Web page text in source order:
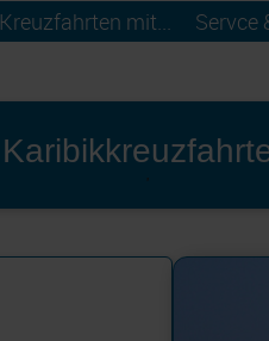
Kreuzfahrten mit... Servce